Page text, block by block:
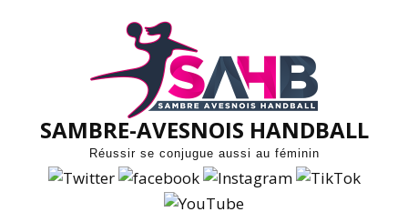
SAMBRE-AVESNOIS HANDBALL
Réussir se conjugue aussi au féminin